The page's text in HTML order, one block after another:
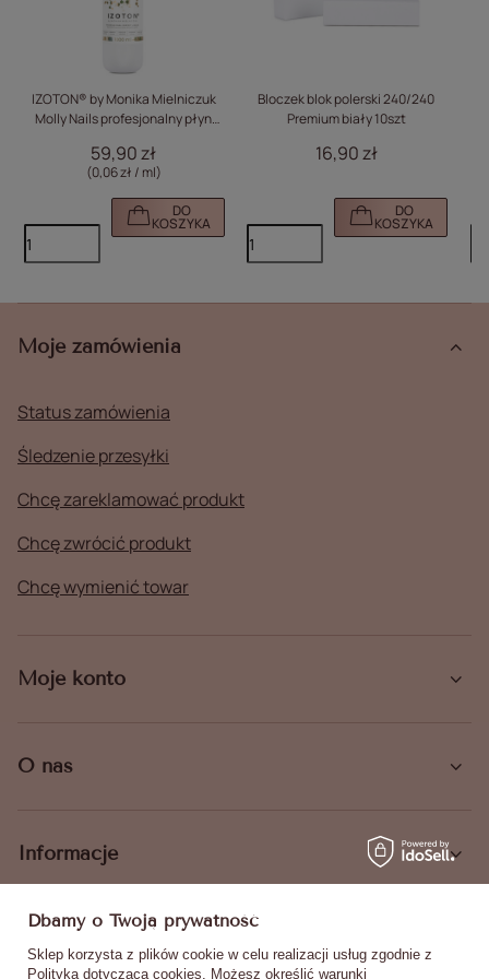
IZOTON® by Monika Mielniczuk
Molly Nails profesjonalny płyn
adhezja manicure inhibicja
acrylo-gel 1000ml
59,90 zł
(0,06 zł / ml)
DO
KOSZYKA
Bloczek blok polerski 240/240
Premium biały 10szt
16,90 zł
DO
KOSZYKA
Moje zamówienia
Status zamówienia
Śledzenie przesyłki
Chcę zareklamować produkt
Chcę zwrócić produkt
Chcę wymienić towar
Moje konto
O nas
Informacje
Dbamy o Twoją prywatność
Sklep korzysta z plików cookie w celu realizacji usług zgodnie z
Polityką dotyczącą cookies. Możesz określić warunki